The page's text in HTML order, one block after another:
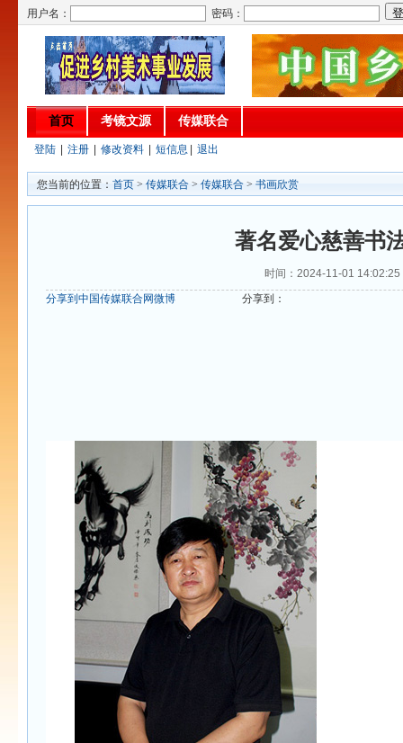
用户名： 密码：
首页 考镜文源 传媒联合
登陆 注册 修改资料 短信息 退出
您当前的位置： 首页 > 传媒联合 > 传媒联合 > 书画欣赏
著名爱心慈善书
时间：2024-11-01
分享到中国传媒联合网微博
分享到：